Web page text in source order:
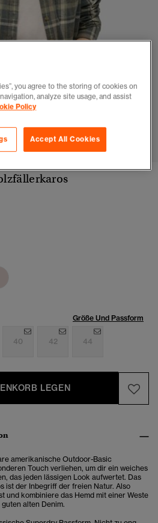
2 3 4
reduziert von
Größe Und Passform
40 42 44
LEGEN
amerikanische Outdoor-Basic
Touch verliehen, um dir ein weiches
das jeden lässigen Look aufwertet. Das
ist der Inbegriff der freien Natur. Also
und kombiniere das Hemd mit einer Weste
alten Denim.
you agree to the storing of cookies on
analyze site usage, and assist
Policy
Accept All Cookies